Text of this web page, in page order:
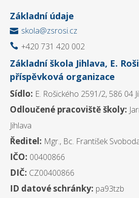
Základní údaje
 skola@zsrosi.cz
 +420 731 420 002
Základní škola Jihlava, E.
příspěvková organizace
Sídlo: E. Rošického 2591/2, 586 04
Odloučené pracoviště školy:
Jihlava
Ředitel: Mgr., Bc. František
IČO: 00400866
DIČ: CZ00400866
ID datové schránky: pa93tzb